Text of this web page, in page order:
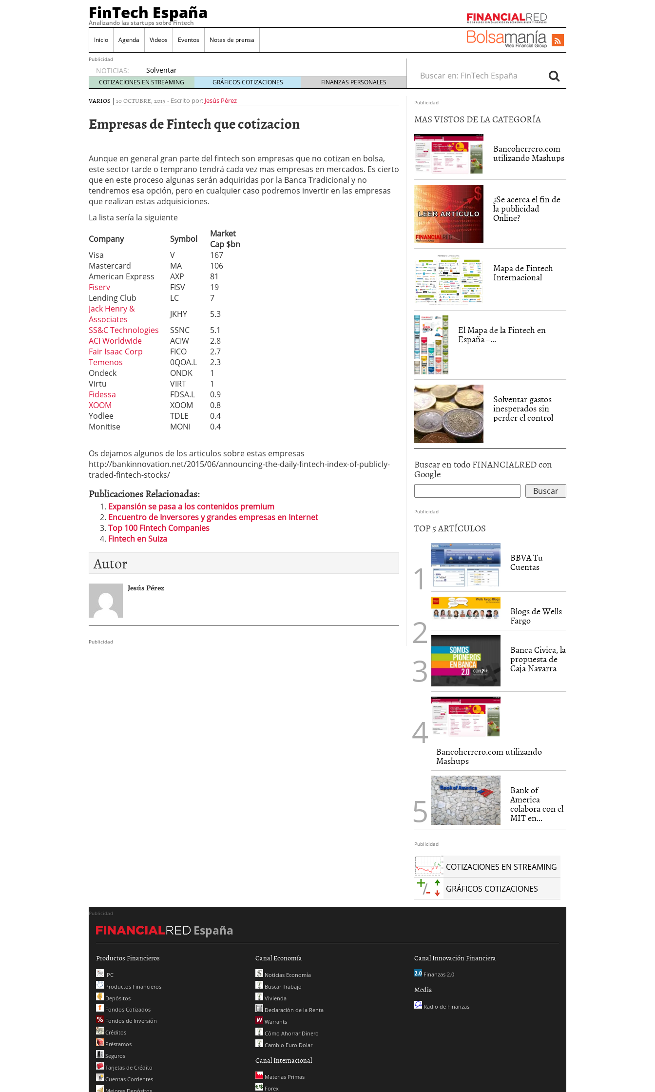
FinTech España
Analizando las startups sobre Fintech
Inicio Agenda Videos Eventos Notas de prensa
Publicidad
NOTICIAS:
Solventar
gastos
inesperados
sin
control
The Venture International se buscan empresas que quieran cambiar el
mundo a mejor diciembre 1, 2016
GoCardless recauda €12 millones y amplía su negocio en los Países Bajos,
España y Suecia marzo 28, 2016
Acuerdo de FORO FINSPAIN y la Asociación Española de Fintech & Insurtech
marzo 2, 2016
Nace la Asociación Española de Fintech e Insurtech
COTIZACIONES EN STREAMING GRÁFICOS COTIZACIONES FINANZAS PERSONALES
Buscar en:
VARIOS | 10 OCTUBRE, 2015 - Escrito por: Jesús Pérez
Empresas de Fintech que cotizacion
Aunque en general gran parte del fintech son empresas que no cotizan en bolsa,
este sector tarde o temprano tendrá cada vez mas empresas en mercados. Es cierto
que en este proceso algunas serán adquiridas por la Banca Tradicional y no
tendremos esa opción, pero en cualquier caso podremos invertir en las empresas
que realizan estas adquisiciones.
La lista sería la siguiente
Company
Symbol
Market
Cap $bn
Visa
V
167
Mastercard
MA
106
American Express
AXP
81
Fiserv
FISV
19
Lending Club
LC
7
Jack Henry &
Associates
JKHY
5.3
SS&C Technologies
SSNC
5.1
ACI Worldwide
ACIW
2.8
Fair Isaac Corp
FICO
2.7
Temenos
0QOA.L
2.3
Ondeck
ONDK
1
Virtu
VIRT
1
Fidessa
FDSA.L
0.9
XOOM
XOOM
0.8
Yodlee
TDLE
0.4
Monitise
MONI 0.4
Os dejamos algunos de los articulos sobre estas empresas
http://bankinnovation.net/2015/06/announcing-the-daily-fintech-index-of-publicly-
traded-fintech-stocks/
Publicaciones Relacionadas:
Expansión se pasa a los contenidos premium
Encuentro de Inversores y grandes empresas en Internet
Top 100 Fintech Companies
Fintech en Suiza
Autor
Jesús Pérez
Publicidad
Publicidad
MAS VISTOS DE LA CATEGORÍA
Bancoherrero.com
utilizando Mashups
¿Se acerca el fin de
la publicidad
Online?
Mapa de Fintech
Internacional
El Mapa de la Fintech en
España –...
Solventar gastos
inesperados sin
perder el control
Buscar en todo FINANCIALRED con
Google
Publicidad
TOP 5 ARTÍCULOS
BBVA Tu
Cuentas
Blogs de Wells
Fargo
Banca Civica, la
propuesta de
Caja Navarra
Bancoherrero.com utilizando
Mashups
Bank of
America
colabora con el
MIT en...
Publicidad
COTIZACIONES EN STREAMING
GRÁFICOS COTIZACIONES
Publicidad
España
Productos Financieros
IPC
Productos Financieros
Depósitos
Fondos Cotizados
Fondos de Inversión
Créditos
Préstamos
Seguros
Tarjetas de Crédito
Cuentas Corrientes
Canal Economía
Noticias Economía
Buscar Trabajo
Vivienda
Declaración de la Renta
Warrants
Cómo Ahorrar Dinero
Cambio Euro Dolar
Canal Internacional
Materias Primas
Forex
Canal Innovación Financiera
Finanzas 2.0
Media
Radio de Finanzas